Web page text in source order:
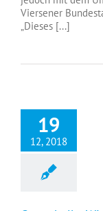
Viersener
„Dieses [...]
19
12, 2018